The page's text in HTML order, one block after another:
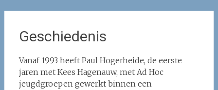
Geschiedenis
Vanaf 1993 heeft Paul Hogerheide, de eerste
jaren met Kees Hagenauw, met Ad Hoc
jeugdgroepen gewerkt binnen een